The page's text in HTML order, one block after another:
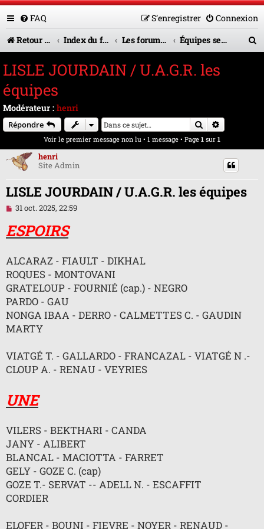
FAQ Connexion
S’enregistrer
Retour vers le site U.A.G.R.
Index du forum Les forums en service Équipes seniors
c
LISLE JOURDAIN / U.A.G.R. les
équipes
Modérateur : henri
Répondre Rechercher
Voir le premier message non lu • 1 message • Page 1 sur 1
henri
Site Admin
LISLE JOURDAIN / U.A.G.R. les équipes
M
s
s
e
n
o
n
l
u
31 oct. 2025, 22:59
ESPOIRS
ALCARAZ - FIAULT - DIKHAL
ROQUES - MONTOVANI
GRATELOUP - FOURNIÉ (cap.) - NEGRO
PARDO - GAU
NONGA IBAA - DERRO - CALMETTES C. - GAUDIN
MARTY
VIATGÉ T. - GALLARDO - FRANCAZAL - VIATGÉ N .-
CLOUP A. - RENAU - VEYRIES
UNE
VILERS - BEKTHARI - CANDA
JANY - ALIBERT
BLANCAL - MACIOTTA - FARRET
GELY - GOZE C. (cap)
GOZE T.- SERVAT -- ADELL N. - ESCAFFIT
CORDIER
ELOFER - BOUNI - FIEVRE - NOYER - RENAUD -